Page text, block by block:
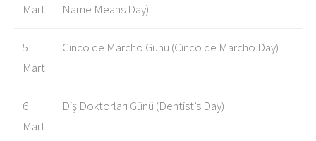
Mart
Name Means Day)
5
Mart
Cinco de Marcho Günü (Cinco de Marcho Day)
6
Mart
Diş Doktorları Günü (Dentist’s Day)